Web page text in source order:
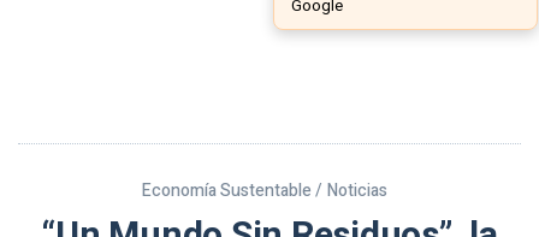
Economía Sustentable / Noticias